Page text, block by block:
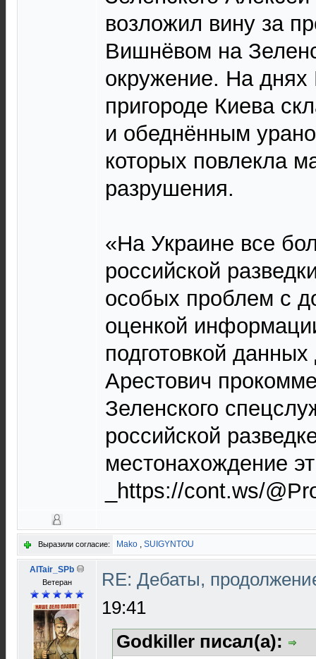
возложил вину за
Вишнёвом на
окружение. На
пригороде Киева
и обеднённым
которых повлекла
разрушения.
«На Украине все
российской
особых проблем с
оценкой
подготовкой
Арестович
Зеленского
российской
местонахождение
_https://cont.ws/
Выразили согласие: Mako , SUIGYNTOU
AlTair_SPb
Ветеран
RE: Дебаты,
19:41
Godkiller писал(а):